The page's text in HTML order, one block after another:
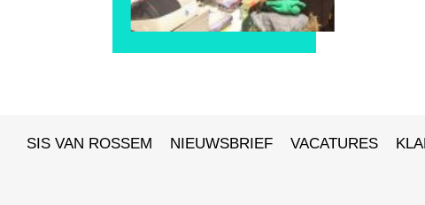
SIS VAN ROSSEM NIEUWSBRIEF VACATURES